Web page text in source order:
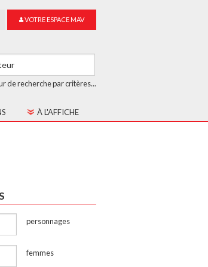
VOTRE ESPACE MAV
de recherche par critères...
À L'AFFICHE
personnages
femmes